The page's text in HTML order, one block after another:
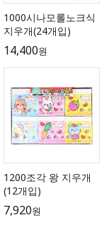
1000시나모롤노크식
지우개(24개입)
14,400원
1200조각 왕 지우개
(12개입)
7,920원